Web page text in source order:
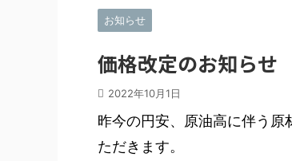
お知らせ
価格改定のお知らせ
2022年10月1日
昨今の円安、原油高に伴う
ただきます。